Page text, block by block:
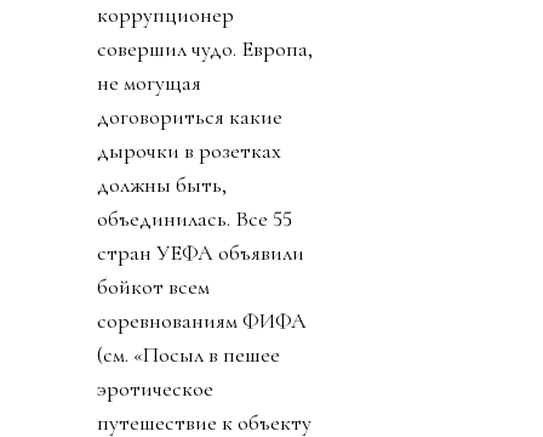
коррупционер
совершил чудо. Европа,
не могущая
договориться какие
дырочки в розетках
должны быть,
объединилась. Все 55
стран УЕФА объявили
бойкот всем
соревнованиям ФИФА
(см. «Посыл в пешее
эротическое
путешествие к объекту